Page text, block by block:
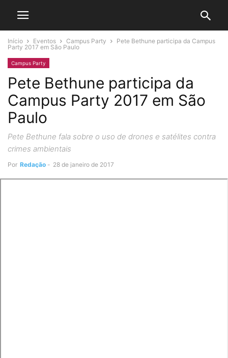
Início Eventos Campus Party
Pete Bethune participa da Campus
Party 2017 em São Paulo
Campus Party
Pete Bethune participa da
Campus Party 2017 em São
Paulo
Pete Bethune fala sobre o uso de drones e satélites contra
crimes ambientais
Por Redação - 28 de janeiro de 2017